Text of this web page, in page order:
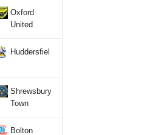
Oxford
United
Huddersfiel
Shrewsbury
Town
Bolton